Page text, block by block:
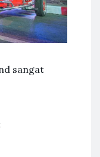
sangat